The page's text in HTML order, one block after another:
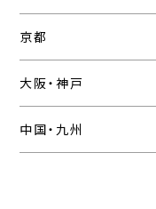
京都
大阪・神戸
中国・九州